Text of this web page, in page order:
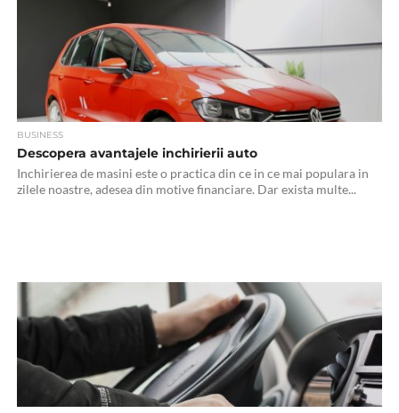
BUSINESS
Descopera avantajele inchirierii auto
Inchirierea de masini este o practica din ce in ce mai populara in
zilele noastre, adesea din motive financiare. Dar exista multe...